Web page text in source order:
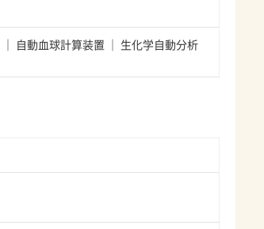
自動血球計算装置
生化学自動分析